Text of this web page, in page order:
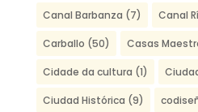
Canal Barbanza (7) Canal
Carballo (50) Casas
Cidade da cultura (1)
Ciudad Histórica (9)